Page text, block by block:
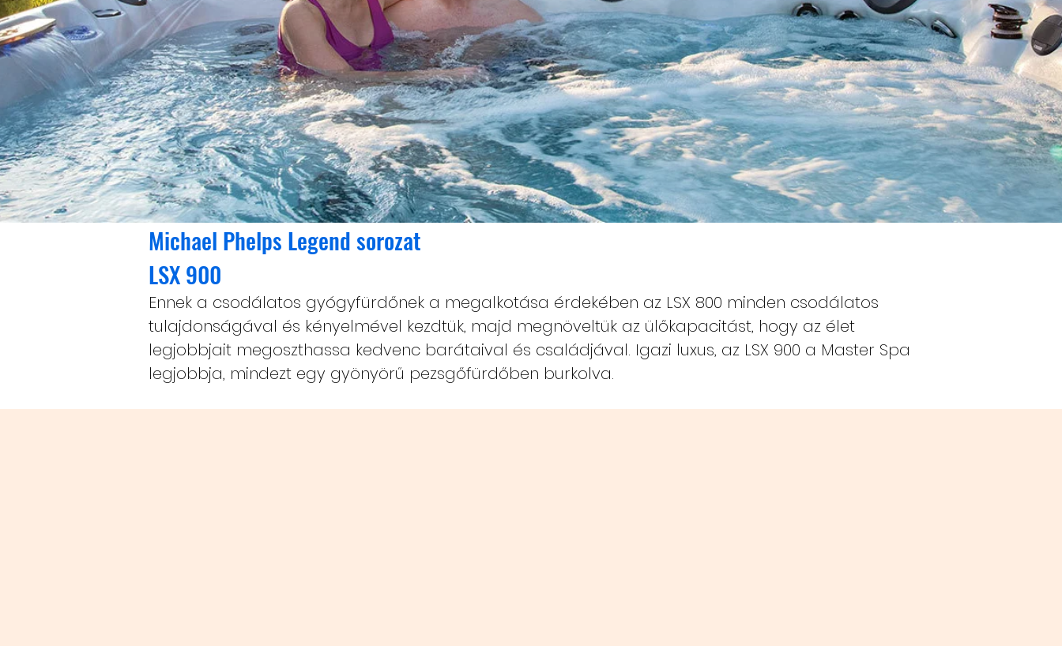
Michael Phelps Legend sorozat
LSX 900
Ennek a csodálatos gyógyfürdőnek a megalkotása érdekében az LSX 800 minden csodálatos
tulajdonságával és kényelmével kezdtük, majd megnöveltük az ülőkapacitást, hogy az élet
legjobbjait megoszthassa kedvenc barátaival és családjával. Igazi luxus, az LSX 900 a Master Spa
legjobbja, mindezt egy gyönyörű pezsgőfürdőben burkolva.